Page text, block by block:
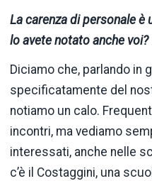
La carenza di personale è
lo avete notato anche voi?
Diciamo che, parlando in
specificatamente del
notiamo un calo.
incontri, ma vediamo
interessati, anche nelle
c’è il Costaggini, una